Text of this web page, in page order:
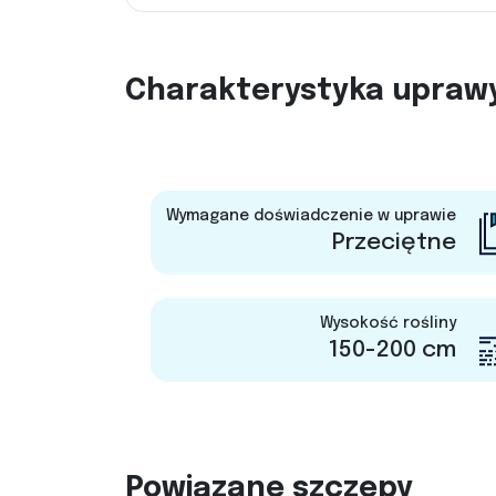
Charakterystyka
Wymagane doświadczenie w uprawie
Przeciętne
Wysokość rośliny
150-200 cm
Powiązane szczepy